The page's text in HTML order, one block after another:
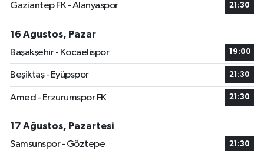
Gaziantep FK - Alanyaspor 21:30
16 Ağustos, Pazar
Başakşehir - Kocaelispor
19:00
Beşiktaş - Eyüpspor 21:30
Amed - Erzurumspor FK 21:30
17 Ağustos, Pazartesi
Samsunspor - Göztepe
21:30